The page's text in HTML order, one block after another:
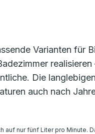
Varianten für
realisieren
Die
auch nach
auf nur fünf Liter pro Minute.